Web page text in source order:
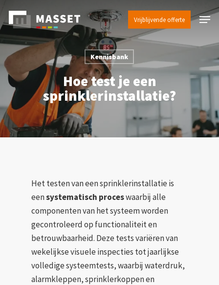
to
main
content
Vrijblijvende offerte Menu
Kennisbank
Hoe test je een
sprinklerinstallatie?
Het testen van een sprinklerinstallatie is
eensystematisch proceswaarbij alle
componenten van het systeem worden
gecontroleerd op functionaliteit en
betrouwbaarheid. Deze tests variëren van
wekelijkse visuele inspecties tot jaarlijkse
volledige systeemtests, waarbij waterdruk,
alarmkleppen, sprinklerkoppen en